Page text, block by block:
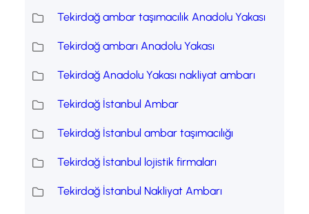
Tekirdağ ambar taşımacılık Anadolu Yakası
Tekirdağ ambarı Anadolu Yakası
Tekirdağ Anadolu Yakası nakliyat ambarı
Tekirdağ İstanbul Ambar
Tekirdağ İstanbul ambar taşımacılığı
Tekirdağ İstanbul lojistik firmaları
Tekirdağ İstanbul Nakliyat Ambarı